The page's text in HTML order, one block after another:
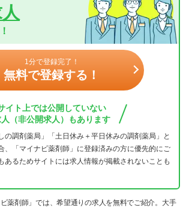
1分で登録完了！
無料で登録する！
イト上では公開していない
（非公開求人）もあります
の調剤薬局」「土日休み＋平日休みの調剤薬局」と
、「マイナビ薬剤師」に登録済みの方に優先的にご
あるためサイトには求人情報が掲載されないことも
薬剤師」では、希望通りの求人を無料でご紹介。大手